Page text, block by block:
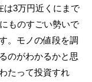
は3万円近くにまで
ものすごい勢いで
。モノの値段を調
のがわかるかと思
たって投資すれ